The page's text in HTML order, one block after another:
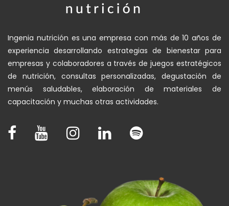
Ingenia nutrición es una empresa con más de 10 años de
experiencia desarrollando estrategias de bienestar para
empresas y colaboradores a través de juegos estratégicos
de nutrición, consultas personalizadas, degustación de
menús saludables, elaboración de materiales de
capacitación y muchas otras actividades.